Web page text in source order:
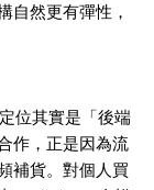
自然更有彈性，
位其實是「後端
作，正是因為流
補貨。對個人買